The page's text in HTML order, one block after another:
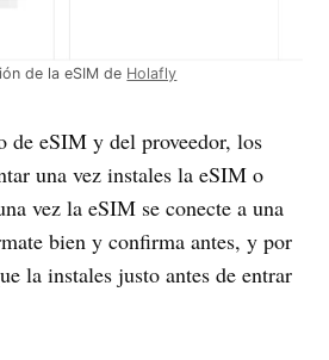
de la eSIM de Holafly
de eSIM y del proveedor, los
una vez instales la eSIM o
vez la eSIM se conecte a una
bien y confirma antes, y por
la instales justo antes de entrar